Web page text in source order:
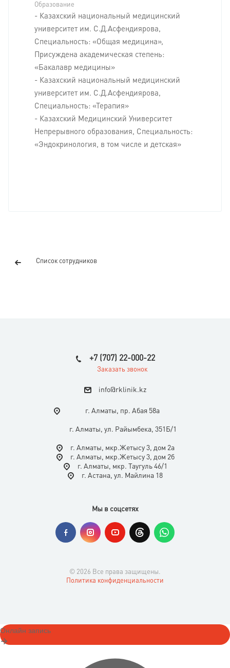
Образование
- Казахский национальный медицинский
университет им. С.Д.Асфендиярова,
Специальность: «Общая медицина»,
Присуждена академическая степень:
«Бакалавр медицины»
- Казахский национальный медицинский
университет им. С.Д.Асфендиярова,
Специальность: «Терапия»
- Казахский Медицинский Университет
Непрерывного образования, Специальность:
«Эндокринология, в том числе и детская»
Список сотрудников
+7 (707) 22-000-22
Заказать звонок
info@rklinik.kz
г. Алматы, пр. Абая 58а
г. Алматы, ул. Райымбека, 351Б/1
г. Алматы, мкр.Жетысу 3, дом 2а
г. Алматы, мкр.Жетысу 3, дом 2б
г. Алматы, мкр. Таугуль 46/1
г. Астана, ул. Майлина 18
Мы в соцсетях
© 2026 Все права защищены.
Политика конфиденциальности